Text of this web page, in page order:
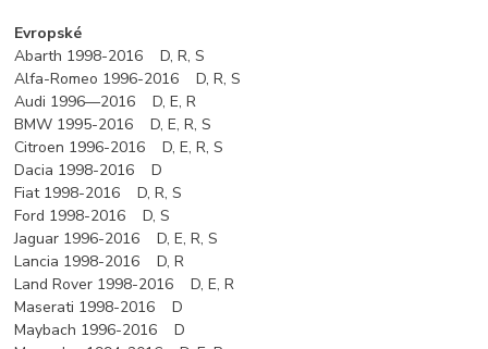
Evropské
Abarth 1998-2016 D, R, S
Alfa-Romeo 1996-2016 D, R, S
Audi 1996—2016 D, E, R
BMW 1995-2016 D, E, R, S
Citroen 1996-2016 D, E, R, S
Dacia 1998-2016 D
Fiat 1998-2016 D, R, S
Ford 1998-2016 D, S
Jaguar 1996-2016 D, E, R, S
Lancia 1998-2016 D, R
Land Rover 1998-2016 D, E, R
Maserati 1998-2016 D
Maybach 1996-2016 D